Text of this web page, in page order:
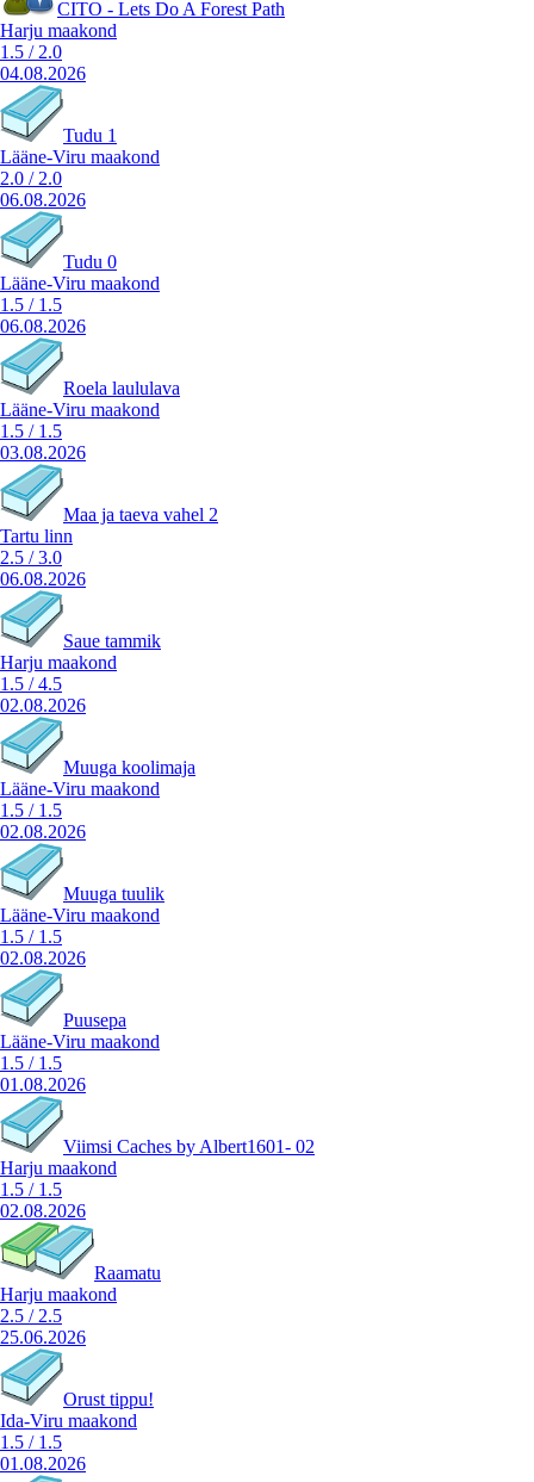
CITO - Lets Do A Forest Path
Harju maakond
1.5 / 2.0
04.08.2026
Tudu 1
Lääne-Viru maakond
2.0 / 2.0
06.08.2026
Tudu 0
Lääne-Viru maakond
1.5 / 1.5
06.08.2026
Roela laululava
Lääne-Viru maakond
1.5 / 1.5
03.08.2026
Maa ja taeva vahel 2
Tartu linn
2.5 /3.0
06.08.2026
Saue tammik
Harju maakond
1.5 /4.5
02.08.2026
Muuga koolimaja
Lääne-Viru maakond
1.5 / 1.5
02.08.2026
Muuga tuulik
Lääne-Viru maakond
1.5 / 1.5
02.08.2026
Puusepa
Lääne-Viru maakond
1.5 / 1.5
01.08.2026
Viimsi Caches by Albert1601- 02
Harju maakond
1.5 / 1.5
02.08.2026
Raamatu
Harju maakond
2.5 / 2.5
25.06.2026
Orust tippu!
Ida-Viru maakond
1.5 / 1.5
01.08.2026